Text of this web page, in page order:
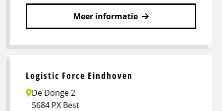
Meer informatie
meer
Logistic
Force
Echt
Logistic Force Eindhoven
De Donge 2
5684 PX Best